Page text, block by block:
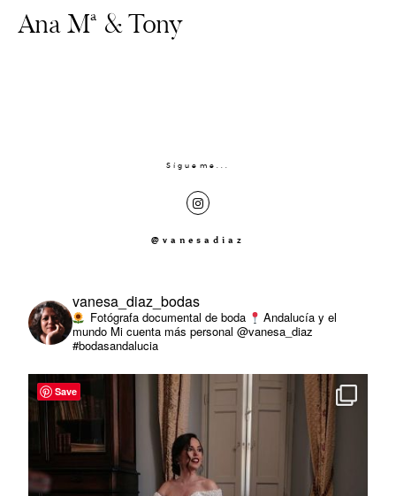
Ana Mª & Tony
Sígueme...
@vanesadiaz
vanesa_diaz_bodas
Fotógrafa documental de boda
Andalucía y el
mundo Mi cuenta más personal @vanesa_diaz
#bodasandalucia
Save